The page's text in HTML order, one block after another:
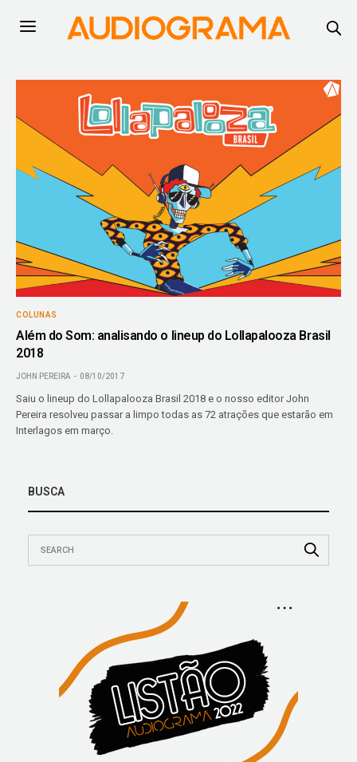
COLUNAS
Além do Som: analisando o lineup do Lollapalooza Brasil
2018
JOHN PEREIRA 08/10/2017
Saiu o lineup do Lollapalooza Brasil 2018 e o nosso editor John
Pereira resolveu passar a limpo todas as 72 atrações que estarão em
Interlagos em março.
BUSCA